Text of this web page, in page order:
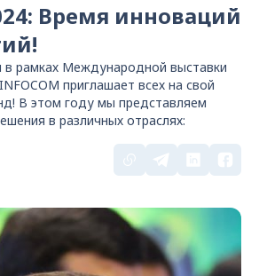
Время инноваций
в рамках Международной выставки
приглашает всех на свой
В этом году мы представляем
в различных отраслях: